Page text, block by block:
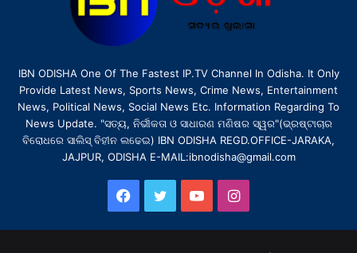
IBN ODISHA One Of The Fastest IP.TV Channel In Odisha. It Only
Provide Latest News, Sports News, Crime News, Entertainment
News, Political News, Social News Etc. Information Regarding To
News Update. "ସତ୍ୟ, ନିର୍ଭୀକତା ଓ ସାଧାରଣ ମଣିଷର ସ୍ୱର"(ଭ୍ରଷ୍ଟାଚାର
ବିରୋଧରେ ସାଲିସ୍ ବିହୀନ ଲଢେଇ) IBN ODISHA REGD.OFFICE-JARAKA,
JAJPUR, ODISHA E-MAIL:ibnodisha@gmail.com
Facebook
TwitterYouTubeInstagram